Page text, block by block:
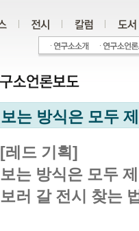
보는 방식은 모두
[레드 기획]
보는 방식은 모두
보러 갈 전시 찾는